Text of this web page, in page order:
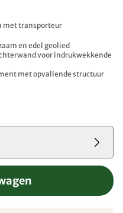
met transporteur
en edel geolied
voor indrukwekkende
met opvallende structuur